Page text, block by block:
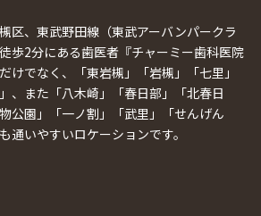
区、東武野田線（東武アーバンパークラ
歩2分にある歯医者『チャーミー歯科医院
けでなく、「東岩槻」「岩槻」「七里」
、また「八木崎」「春日部」「北春日
公園」「一ノ割」「武里」「せんげん
通いやすいロケーションです。